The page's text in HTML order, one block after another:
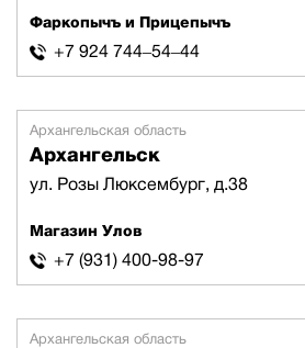
Фаркопычъ и Прицепычъ
+7 924 744‒54‒44
Архангельская область
Архангельск
ул. Розы Люксембург, д.38
Магазин Улов
+7 (931) 400-98-97
Архангельская область